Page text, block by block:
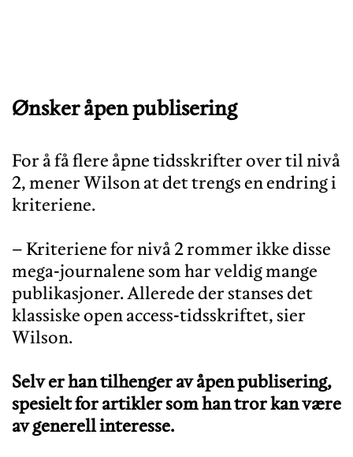
Ønsker åpen publisering
For å få flere åpne tidsskrifter over til nivå
2, mener Wilson at det trengs en endring i
kriteriene.
– Kriteriene for nivå 2 rommer ikke disse
mega-journalene som har veldig mange
publikasjoner. Allerede der stanses det
klassiske open access-tidsskriftet, sier
Wilson.
Selv er han tilhenger av åpen publisering,
spesielt for artikler som han tror kan være
av generell interesse.